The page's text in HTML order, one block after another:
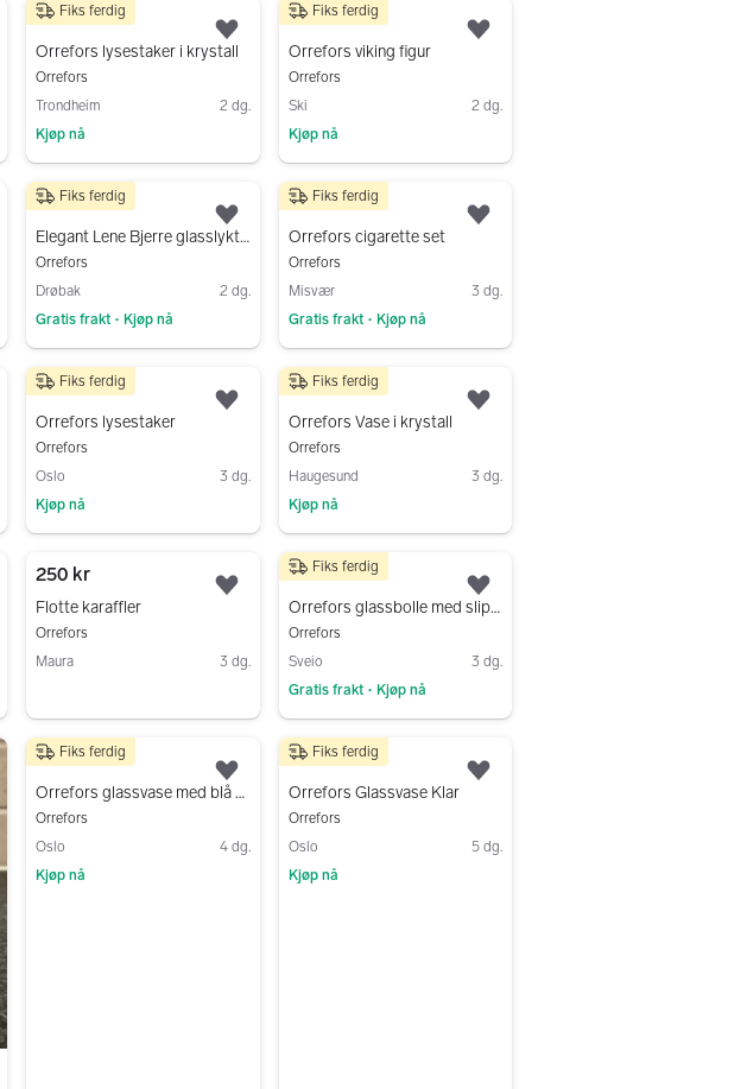
Legg til som favoritt.
200 kr
Orrefors lysestaker i krystall
Orrefors
Trondheim
2 dg.
Kjøp nå
Fiks ferdig
Legg til som favoritt.
280 kr
Orrefors viking figur
Orrefors
Ski
2 dg.
Kjøp nå
Fiks ferdig
Legg til som favoritt.
100 kr
Elegant Lene Bjerre glasslykt/ t- lysholder med sølvkant
Orrefors
Drøbak
2 dg.
Gratis frakt • Kjøp nå
Fiks ferdig
Legg til som favoritt.
150 kr
Orrefors cigarette set
Orrefors
Misvær
3 dg.
Gratis frakt • Kjøp nå
Fiks ferdig
Legg til som favoritt.
400 kr
Orrefors lysestaker
Orrefors
Oslo
3 dg.
Kjøp nå
Fiks ferdig
Legg til som favoritt.
350 kr
Orrefors Vase i krystall
Orrefors
Haugesund
3 dg.
Kjøp nå
Fiks ferdig
Legg til som favoritt.
250 kr
Flotte karaffler
Orrefors
Maura
3 dg.
Legg til som favoritt.
300 kr
Orrefors glassbolle med slipemønster og metallkant
Orrefors
Sveio
3 dg.
Gratis frakt • Kjøp nå
Fiks ferdig
Legg til som favoritt.
150 kr
Orrefors glassvase med blå fot 20 cm høyde
Orrefors
Oslo
4 dg.
Kjøp nå
Fiks ferdig
Legg til som favoritt.
330 kr
Orrefors Glassvase Klar
Orrefors
Oslo
5 dg.
Kjøp nå
Fiks ferdig